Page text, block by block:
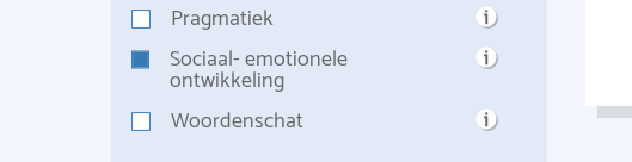
Pragmatiek
Sociaal- emotionele
ontwikkeling
Woordenschat